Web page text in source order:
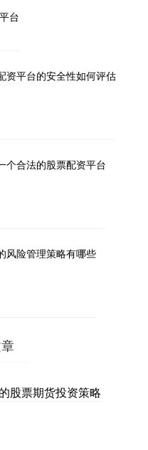
台
资平台的安全性如何评估
个合法的股票配资平台
风险管理策略有哪些
股票期货投资策略